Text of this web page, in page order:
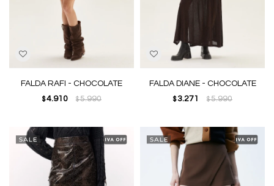
FALDA RAFI - CHOCOLATE
$ 4.910 $5.990
FALDA DIANE - CHOCOLATE
$ 3.271 $5.990